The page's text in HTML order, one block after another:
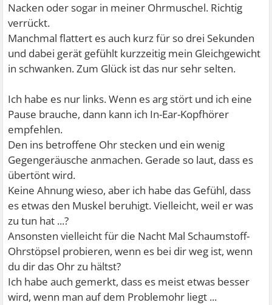
Nacken oder sogar in meiner Ohrmuschel. Richtig
verrückt.
Manchmal flattert es auch kurz für so drei Sekunden
und dabei gerät gefühlt kurzzeitig mein Gleichgewicht
in schwanken. Zum Glück ist das nur sehr selten.
Ich habe es nur links. Wenn es arg stört und ich eine
Pause brauche, dann kann ich In-Ear-Kopfhörer
empfehlen.
Den ins betroffene Ohr stecken und ein wenig
Gegengeräusche anmachen. Gerade so laut, dass es
übertönt wird.
Keine Ahnung wieso, aber ich habe das Gefühl, dass
es etwas den Muskel beruhigt. Vielleicht, weil er was
zu tun hat ...?
Ansonsten vielleicht für die Nacht Mal Schaumstoff-
Ohrstöpsel probieren, wenn es bei dir weg ist, wenn
du dir das Ohr zu hältst?
Ich habe auch gemerkt, dass es meist etwas besser
wird, wenn man auf dem Problemohr liegt ...